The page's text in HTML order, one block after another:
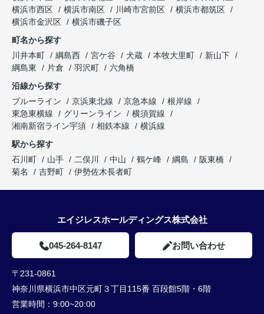
横浜市西区
横浜市南区 川崎市宮前区
横浜市都筑区
横浜市金沢区
横浜市磯子区
町名から探す
川井本町
綱島西 宮ケ谷 犬蔵 本牧大里町
新山下
綱島東
片倉 羽沢町
六角橋
沿線から探す
ブルーライン
京浜東北線 京急本線
根岸線
東急東横線
グリーンライン
横須賀線
湘南新宿ライン宇須
相鉄本線
横浜線
駅から探す
石川町
山手 二俣川 中山 鶴ケ峰 綱島
阪東橋
菊名
吉野町 伊勢佐木長者町
エイジレスホールディングス株式会社
045-264-8147 お問い合わせ
〒231-0861
神奈川県横浜市中区元町３丁目115番 百段館5階・6階
営業時間： 9:00~20:00